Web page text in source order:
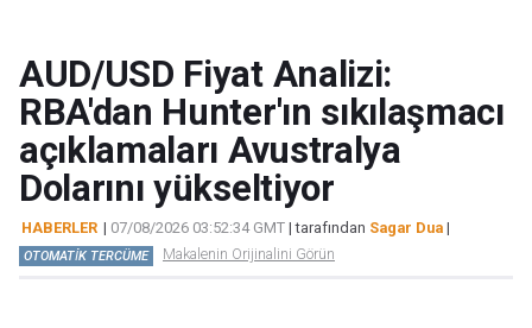
AUD/USD Fiyat Analizi:
RBA'dan Hunter'ın sıkılaşmacı
açıklamaları Avustralya
Dolarını yükseltiyor
HABERLER | 07/08/2026 03:52:34 GMT | tarafından Sagar Dua |
OTOMATİK TERCÜME Makalenin Orijinalini Görün